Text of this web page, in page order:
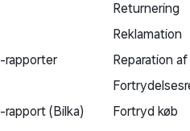
rapporter
(Bilka)
Returnering
Reklamation
Reparation
Fortryd køb